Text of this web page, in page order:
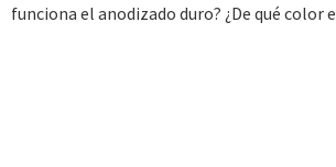
funciona el anodizado duro? ¿De qué color